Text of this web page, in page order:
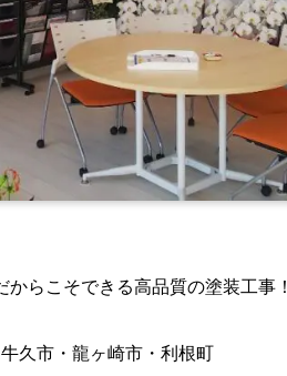
からこそできる高品質の塗装工事！
久市・龍ヶ崎市・利根町